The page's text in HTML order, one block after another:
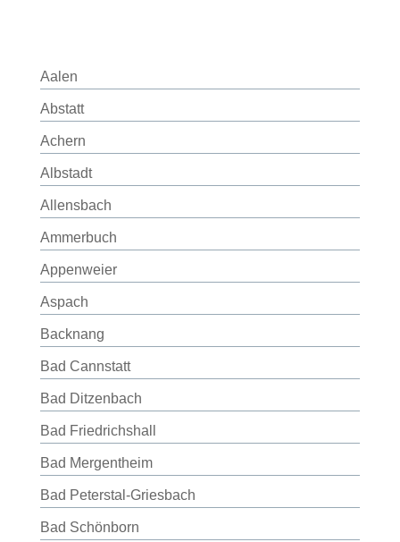
Aalen
Abstatt
Achern
Albstadt
Allensbach
Ammerbuch
Appenweier
Aspach
Backnang
Bad Cannstatt
Bad Ditzenbach
Bad Friedrichshall
Bad Mergentheim
Bad Peterstal-Griesbach
Bad Schönborn